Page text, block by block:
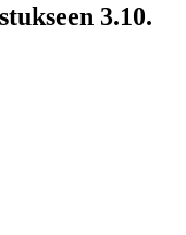
3.10.